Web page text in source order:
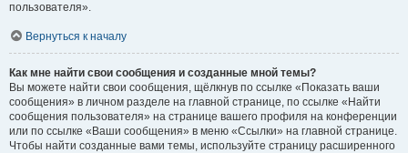
пользователя».
Вернуться к началу
Как мне найти свои сообщения и созданные мной темы?
Вы можете найти свои сообщения, щёлкнув по ссылке «Показать ваши
сообщения» в личном разделе на главной странице, по ссылке «Найти
сообщения пользователя» на странице вашего профиля на конференции
или по ссылке «Ваши сообщения» в меню «Ссылки» на главной странице.
Чтобы найти созданные вами темы, используйте страницу расширенного